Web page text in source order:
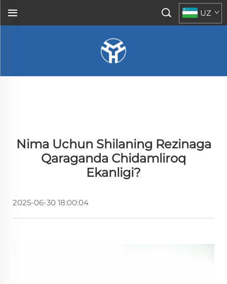
UZ
Nima Uchun Shilaning Rezinaga
Qaraganda Chidamliroq
Ekanligi?
2025-06-30 18:00:04